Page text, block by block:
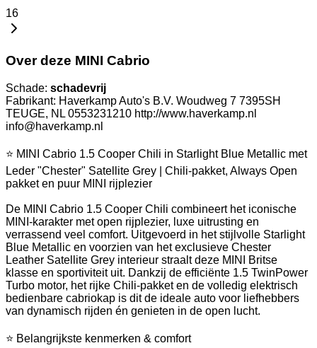
16
Over deze MINI Cabrio
Schade: schadevrij
Fabrikant: Haverkamp Auto's B.V. Woudweg 7 7395SH
TEUGE, NL 0553231210 http://www.haverkamp.nl
info@haverkamp.nl
⭐ MINI Cabrio 1.5 Cooper Chili in Starlight Blue Metallic met
Leder "Chester" Satellite Grey | Chili-pakket, Always Open
pakket en puur MINI rijplezier
De MINI Cabrio 1.5 Cooper Chili combineert het iconische
MINI-karakter met open rijplezier, luxe uitrusting en
verrassend veel comfort. Uitgevoerd in het stijlvolle Starlight
Blue Metallic en voorzien van het exclusieve Chester
Leather Satellite Grey interieur straalt deze MINI Britse
klasse en sportiviteit uit. Dankzij de efficiënte 1.5 TwinPower
Turbo motor, het rijke Chili-pakket en de volledig elektrisch
bedienbare cabriokap is dit de ideale auto voor liefhebbers
van dynamisch rijden én genieten in de open lucht.
⭐ Belangrijkste kenmerken & comfort